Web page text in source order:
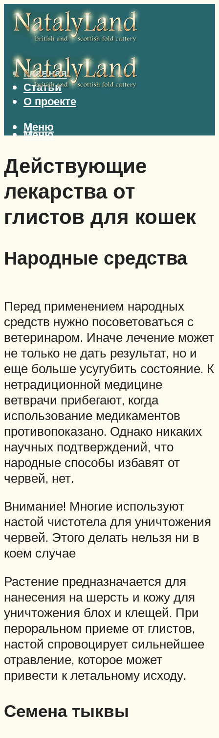
Главная
Статьи
О проекте
Меню
Меню
Действующие
лекарства от
глистов для кошек
Народные средства
Перед применением народных
средств нужно посоветоваться с
ветеринаром. Иначе лечение может
не только не дать результат, но и
еще больше усугубить состояние. К
нетрадиционной медицине
ветврачи прибегают, когда
использование медикаментов
противопоказано. Однако никаких
научных подтверждений, что
народные способы избавят от
червей, нет.
Внимание! Многие используют
настой чистотела для уничтожения
червей. Этого делать нельзя ни в
коем случае
Растение предназначается для
нанесения на шерсть и кожу для
уничтожения блох и клещей. При
пероральном приеме от глистов,
настой спровоцирует сильнейшее
отравление, которое может
привести к летальному исходу.
Семена тыквы